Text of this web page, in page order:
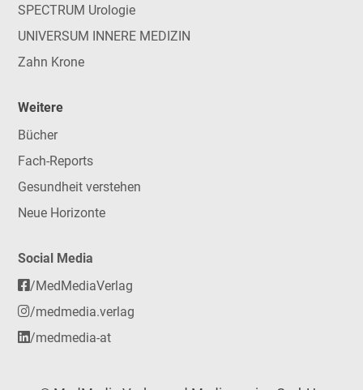
SPECTRUM Urologie
UNIVERSUM INNERE MEDIZIN
Zahn Krone
Weitere
Bücher
Fach-Reports
Gesundheit verstehen
Neue Horizonte
Social Media
/MedMediaVerlag
/medmedia.verlag
/medmedia-at